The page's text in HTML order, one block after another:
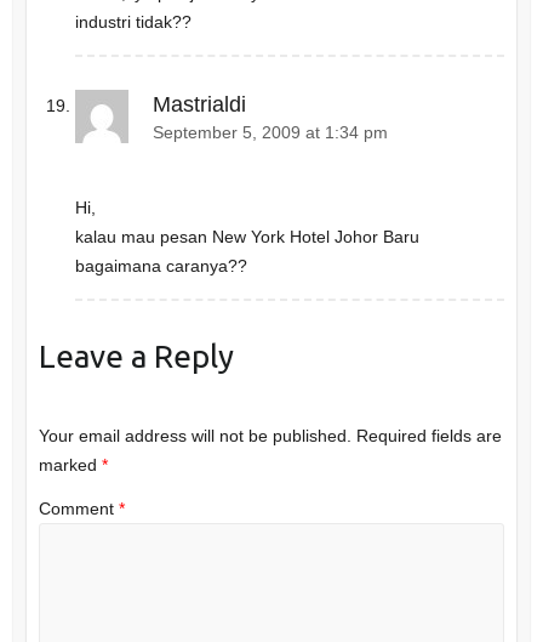
industri tidak??
Mastrialdi
September 5, 2009 at 1:34 pm
Hi,
kalau mau pesan New York Hotel Johor Baru
bagaimana caranya??
Leave a Reply
Your email address will not be published. Required fields are
marked *
Comment *